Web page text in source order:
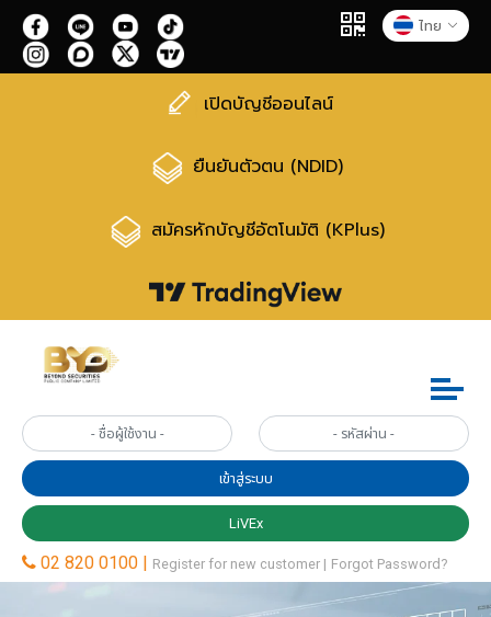
ไทย
เปิดบัญชีออนไลน์
ยืนยันตัวตน (NDID)
สมัครหักบัญชีอัตโนมัติ (KPlus)